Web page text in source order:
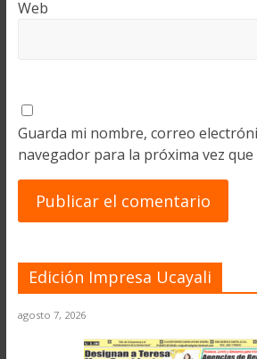
Web
Guarda mi nombre, correo
navegador para la próxima vez que
Edición Impresa Ucayali
agosto 7, 2026